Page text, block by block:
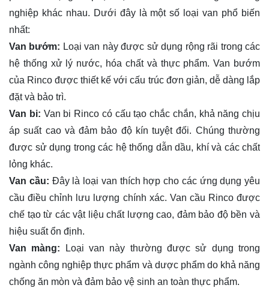
nghiệp khác nhau. Dưới đây là một số loại van phổ biến
nhất:
Van bướm: Loại van này được sử dụng rộng rãi trong các
hệ thống xử lý nước, hóa chất và thực phẩm. Van bướm
của Rinco được thiết kế với cấu trúc đơn giản, dễ dàng lắp
đặt và bảo trì.
Van bi: Van bi Rinco có cấu tạo chắc chắn, khả năng chịu
áp suất cao và đảm bảo độ kín tuyệt đối. Chúng thường
được sử dụng trong các hệ thống dẫn dầu, khí và các chất
lỏng khác.
Van cầu: Đây là loại van thích hợp cho các ứng dụng yêu
cầu điều chỉnh lưu lượng chính xác. Van cầu Rinco được
chế tạo từ các vật liệu chất lượng cao, đảm bảo độ bền và
hiệu suất ổn định.
Van màng: Loại van này thường được sử dụng trong
ngành công nghiệp thực phẩm và dược phẩm do khả năng
chống ăn mòn và đảm bảo vệ sinh an toàn thực phẩm.